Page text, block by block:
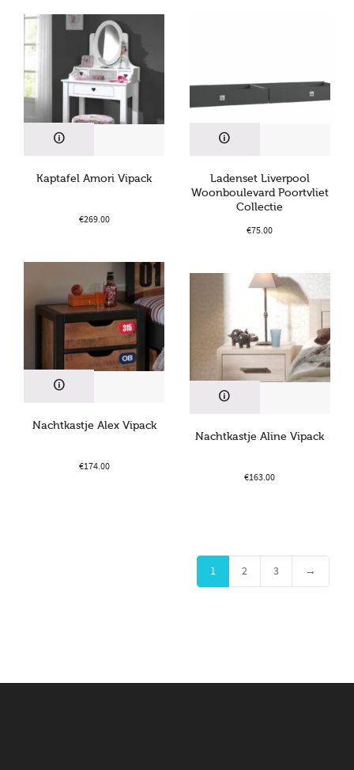
Kaptafel Amori Vipack
€269.00
Ladenset Liverpool
Woonboulevard Poortvliet
Collectie
€75.00
Nachtkastje Alex Vipack
€174.00
Nachtkastje Aline Vipack
€163.00
1 2 3 →